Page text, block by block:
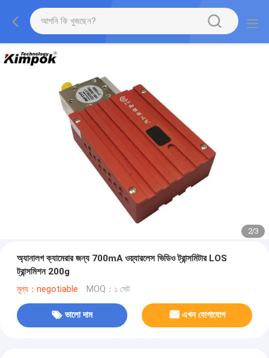
2/3
অ্যানালগ ক্যামেরার জন্য 700mA ওয়্যারলেস ভিডিও ট্রান্সমিটার LOS
ট্রান্সমিশন 200g
মূল্য：negotiable MOQ：১ সেট
ভালো দাম এখন যোগাযোগ